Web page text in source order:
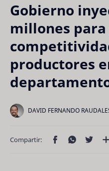
Gobierno
millones
productores